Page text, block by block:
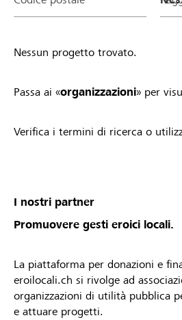
Nessun progetto trovato.
Passa ai «organizzazioni» per
Verifica i termini di ricerca o
I nostri partner
Promuovere gesti eroici locali.
La piattaforma per donazioni e
eroilocali.ch si rivolge ad
organizzazioni di utilità pubblica
e attuare progetti.